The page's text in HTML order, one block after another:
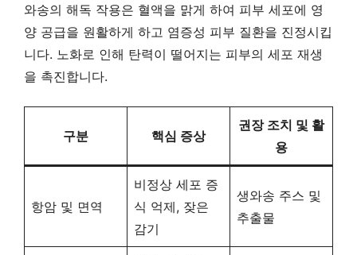
와송의 해독 작용은 혈액을 맑게 하여 피부 세포에 영
양 공급을 원활하게 하고 염증성 피부 질환을 진정시킵
니다. 노화로 인해 탄력이 떨어지는 피부의 세포 재생
을 촉진합니다.
구분 핵심 증상
권장 조치 및 활
용
항암 및 면역
비정상 세포 증
식 억제, 잦은
감기
생와송 주스 및
추출물